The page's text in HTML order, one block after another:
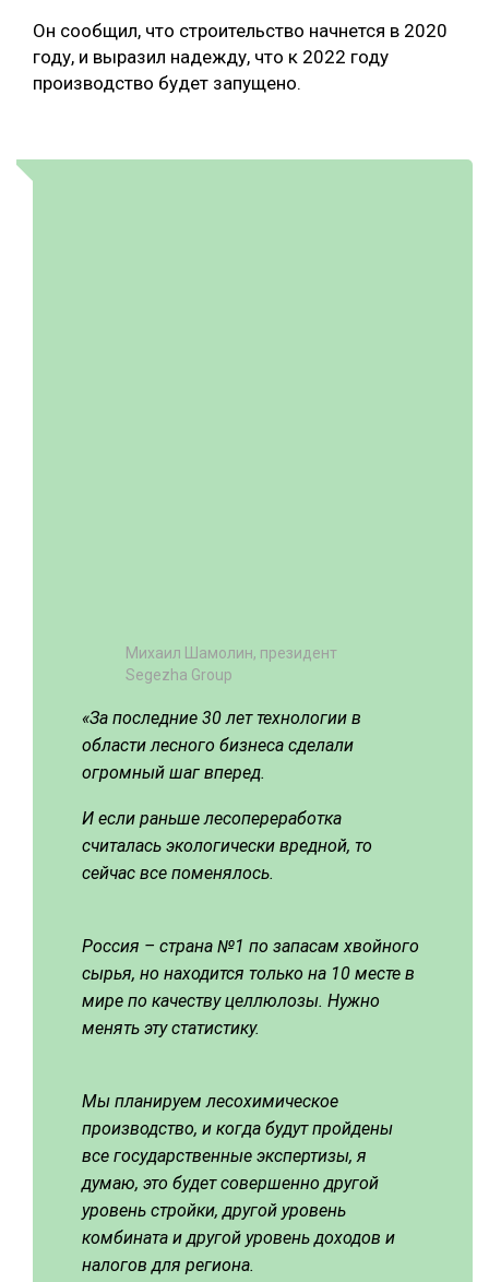
Он сообщил, что строительство начнется в 2020
году, и выразил надежду, что к 2022 году
производство будет запущено.
Михаил Шамолин, президент
Segezha Group
«За последние 30 лет технологии в
области лесного бизнеса сделали
огромный шаг вперед.
И если раньше лесопереработка
считалась экологически вредной, то
сейчас все поменялось.
Россия – страна №1 по запасам хвойного
сырья, но находится только на 10 месте в
мире по качеству целлюлозы. Нужно
менять эту статистику.
Мы планируем лесохимическое
производство, и когда будут пройдены
все государственные экспертизы, я
думаю, это будет совершенно другой
уровень стройки, другой уровень
комбината и другой уровень доходов и
налогов для региона.